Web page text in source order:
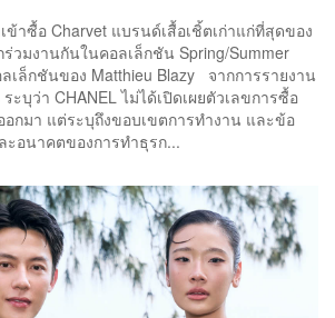
ข้าซื้อ Charvet แบรนด์เสื้อเชิ้ตเก่าแก่ที่สุดของ
วมงานกันในคอลเล็กชัน Spring/Summer
เล็กชันของ Matthieu Blazy จากการรายงาน
ะบุว่า CHANEL ไม่ได้เปิดเผยตัวเลขการซื้อ
อกมา แต่ระบุถึงขอบเขตการทำงาน และข้อ
ะอนาคตของการทำธุรก...